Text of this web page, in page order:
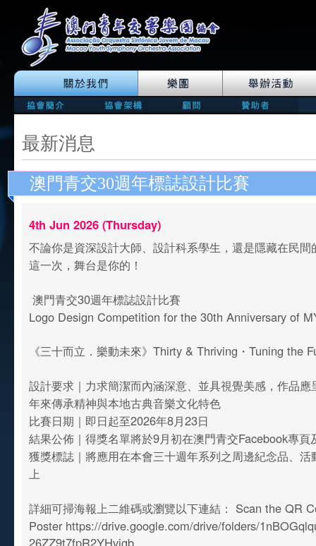
最新消息
澳門青交30週年標誌設計比賽
4th Jun 2026 (Thursday)
不論你是資深設計大師、設計科系學生，還是隱藏在民
這一次，舞台是你的！
澳門青交30週年標誌設計比賽
Logo Design Competition for the 30th Anniversary of
《三十而立．樂動未來》Thirty & Thriving・Tuning the
設計要求｜力求簡潔而內涵深意、並具視覺美感，作品
年來傳承精神與本地古典音樂文化特色
比賽日期｜即日起至2026年8月23日
結果公佈｜得獎名單將於9月初在澳門青交Facebook專
獲獎標誌｜將應用在本會三十週年系列之周邊紀念品、活
上
詳細可掃海報上二維碼或瀏覽以下連結： Scan the QR
Poster https://drive.google.com/drive/folders/
26ZZ9t7fpR2YHvigb